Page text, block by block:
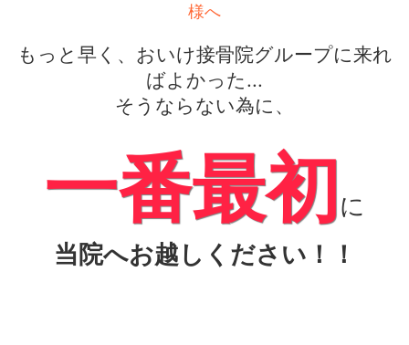
様へ
もっと早く、おいけ接骨院グループに来れ
ばよかった...
そうならない為に、
一番最初に
当院へお越しください！！